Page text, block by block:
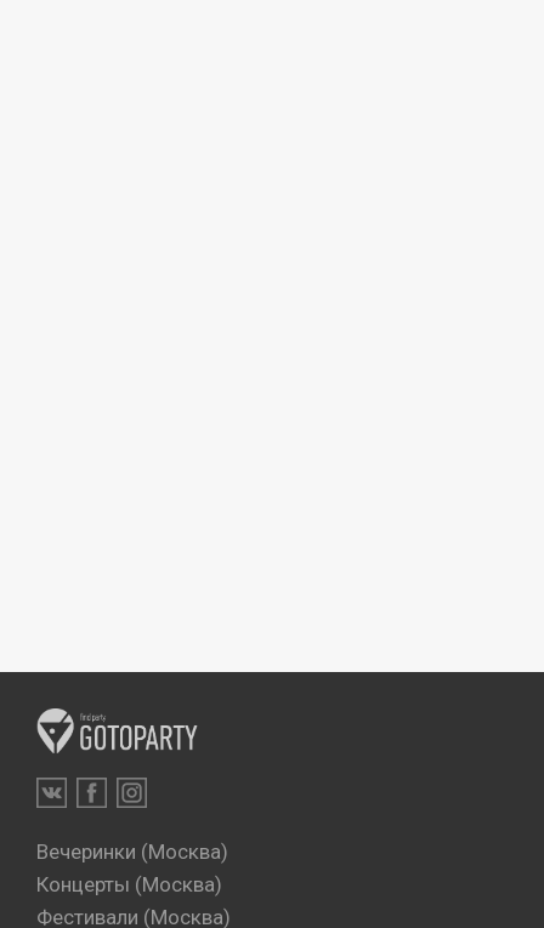
Вечеринки (Москва)
Концерты (Москва)
Фестивали (Москва)